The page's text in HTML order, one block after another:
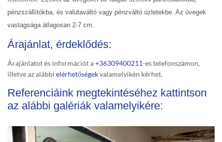
pénzszállítókba, és valutaváltó vagy pénzváltó üzletekbe. Az üvegek
vastagsága átlagosan 2-7 cm.
Árajánlat, érdeklődés:
Árajánlatot és információt a+36309400211-es telefonszámon,
illetve az alábbi elérhetőségekvalamelyikén kérhet.
Referenciáink megtekintéséhez kattintson
az alábbi galériák valamelyikére: